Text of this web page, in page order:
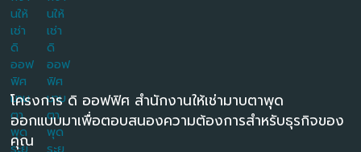
โครงการ ดิ ออฟฟิศ สำนักงานให้เช่ามาบตาพุด
ออกแบบมาเพื่อตอบสนองความต้องการสำหรับธุรกิจของ
คุณ